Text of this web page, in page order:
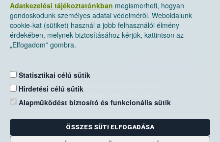
Adatkezelési tájékoztatónkban megismerheti, hogyan
gondoskodunk személyes adatai védelméről. Weboldalunk
cookie-kat (sütiket) használ a jobb felhasználói élmény
érdekében, melynek biztosításához kérjük, kattintson az
„Elfogadom” gombra.
Statisztikai célú sütik
Hirdetési célú sütik
Alapműködést biztosító és funkcionális sütik
ÖSSZES SÜTI ELFOGADÁSA
Nemzeti Élelmiszerlánc-biztonsági Hivatal
Levelezési cím: 1525 Budapest. Pf. 30.
E-mail:ugyfelszolgalat@nebih.gov.hu